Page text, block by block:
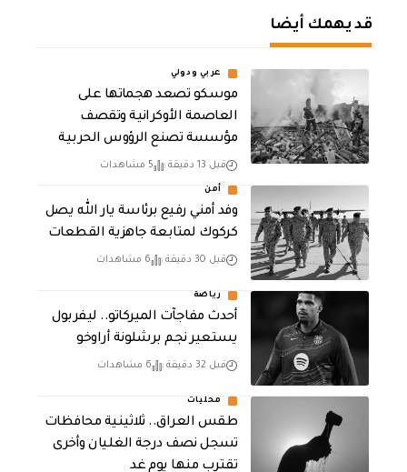
قد يهمك أيضا
عربي ودولي
موسكو تصعد هجماتها على
العاصمة الأوكرانية وتقصف
مؤسسة تصنع الرؤوس الحربية
قبل 13 دقيقة 5 مشاهدات
أمن
وفد أمني رفيع برئاسة يار الله يصل
كركوك لمتابعة جاهزية القطعات
قبل 30 دقيقة 6 مشاهدات
رياضة
أحدث مفاجآت الميركاتو.. ليفربول
يستعير نجم برشلونة أراوخو
قبل 32 دقيقة 6 مشاهدات
محليات
طقس العراق.. ثلاثينية محافظات
تسجل نصف درجة الغليان وأخرى
تقترب منها يوم غد